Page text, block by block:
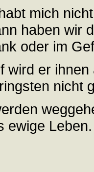
mich
haben wir
oder im
wird er
nicht
ewige Leben.